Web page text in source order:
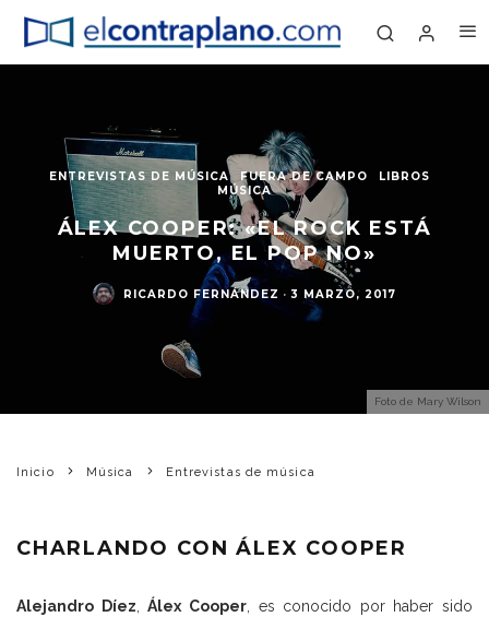
Foto de Mary Wilson
ENTREVISTAS DE MÚSICA FUERA DE CAMPO
LIBROS
MÚSICA
ÁLEX COOPER: «EL ROCK ESTÁ
MUERTO, EL POP NO»
RICARDO FERNÁNDEZ · 3 MARZO, 2017
Inicio Música Entrevistas de música
CHARLANDO CON ÁLEX COOPER
Alejandro Díez,Álex Cooper, es conocido por haber sido